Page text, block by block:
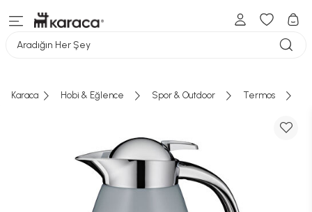
Aradığın Her Şey
Karaca Hobi & Eğlence Spor & Outdoor Termos